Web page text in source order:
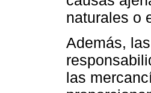
naturales o
Además,
las